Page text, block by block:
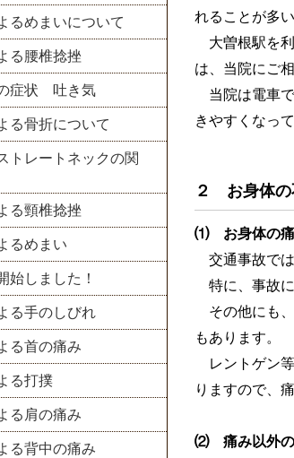
れることが多
大曽根駅を利
は、当院にご
当院は電車で
きやすくなっ
２ お身体の
⑴ お身体の
交通事故では
特に、事故に
その他にも、
もあります。
レントゲン等
りますので、
⑵ 痛み以外の
るめまいについて
る腰椎捻挫
症状 吐き気
る骨折について
トレートネックの関
る頸椎捻挫
るめまい
始しました！
る手のしびれ
る首の痛み
る打撲
る肩の痛み
る背中の痛み